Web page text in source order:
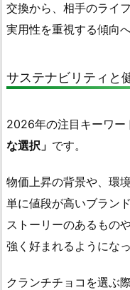
交換から、相手のライ
実用性を重視する傾向
サステナビリティと
2026年の注目キーワー
な選択」 です。
物価上昇の背景や、環
単に値段が高いブラン
ストーリーのあるもの
強く好まれるようにな
クランチチョコを選ぶ